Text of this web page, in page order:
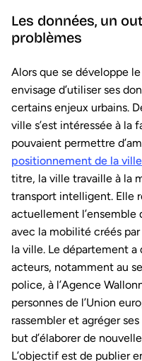
Les données, un
problèmes
Alors que se développe
envisage d’utiliser ses
certains enjeux urbains.
ville s’est intéressée à la
pouvaient permettre
positionnement de la
titre, la ville travaille à la
transport intelligent. Elle
actuellement l’ensemble
avec la mobilité créés
la ville. Le département
acteurs, notamment au
police, à l’Agence
personnes de l’Union
rassembler et agréger
but d’élaborer de
L’objectif est de publier